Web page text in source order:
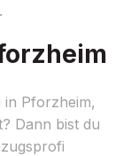
Pforzheim,
Dann bist du